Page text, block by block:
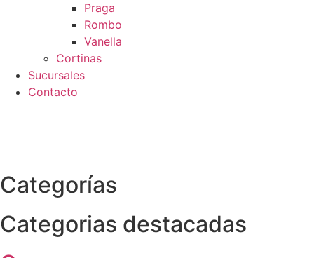
Praga
Rombo
Vanella
Cortinas
Sucursales
Contacto
Categorías
Categorias destacadas